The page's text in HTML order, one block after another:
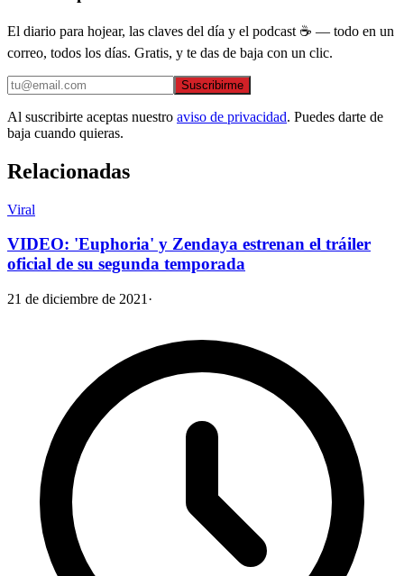
El diario para hojear, las claves del día y el podcast ☕ — todo en un
correo, todos los días. Gratis, y te das de baja con un clic.
Suscribirme
Al suscribirte aceptas nuestro aviso de privacidad. Puedes darte de
baja cuando quieras.
Relacionadas
Viral
VIDEO: 'Euphoria' y Zendaya estrenan el tráiler
oficial de su segunda temporada
21 de diciembre de 2021 ·